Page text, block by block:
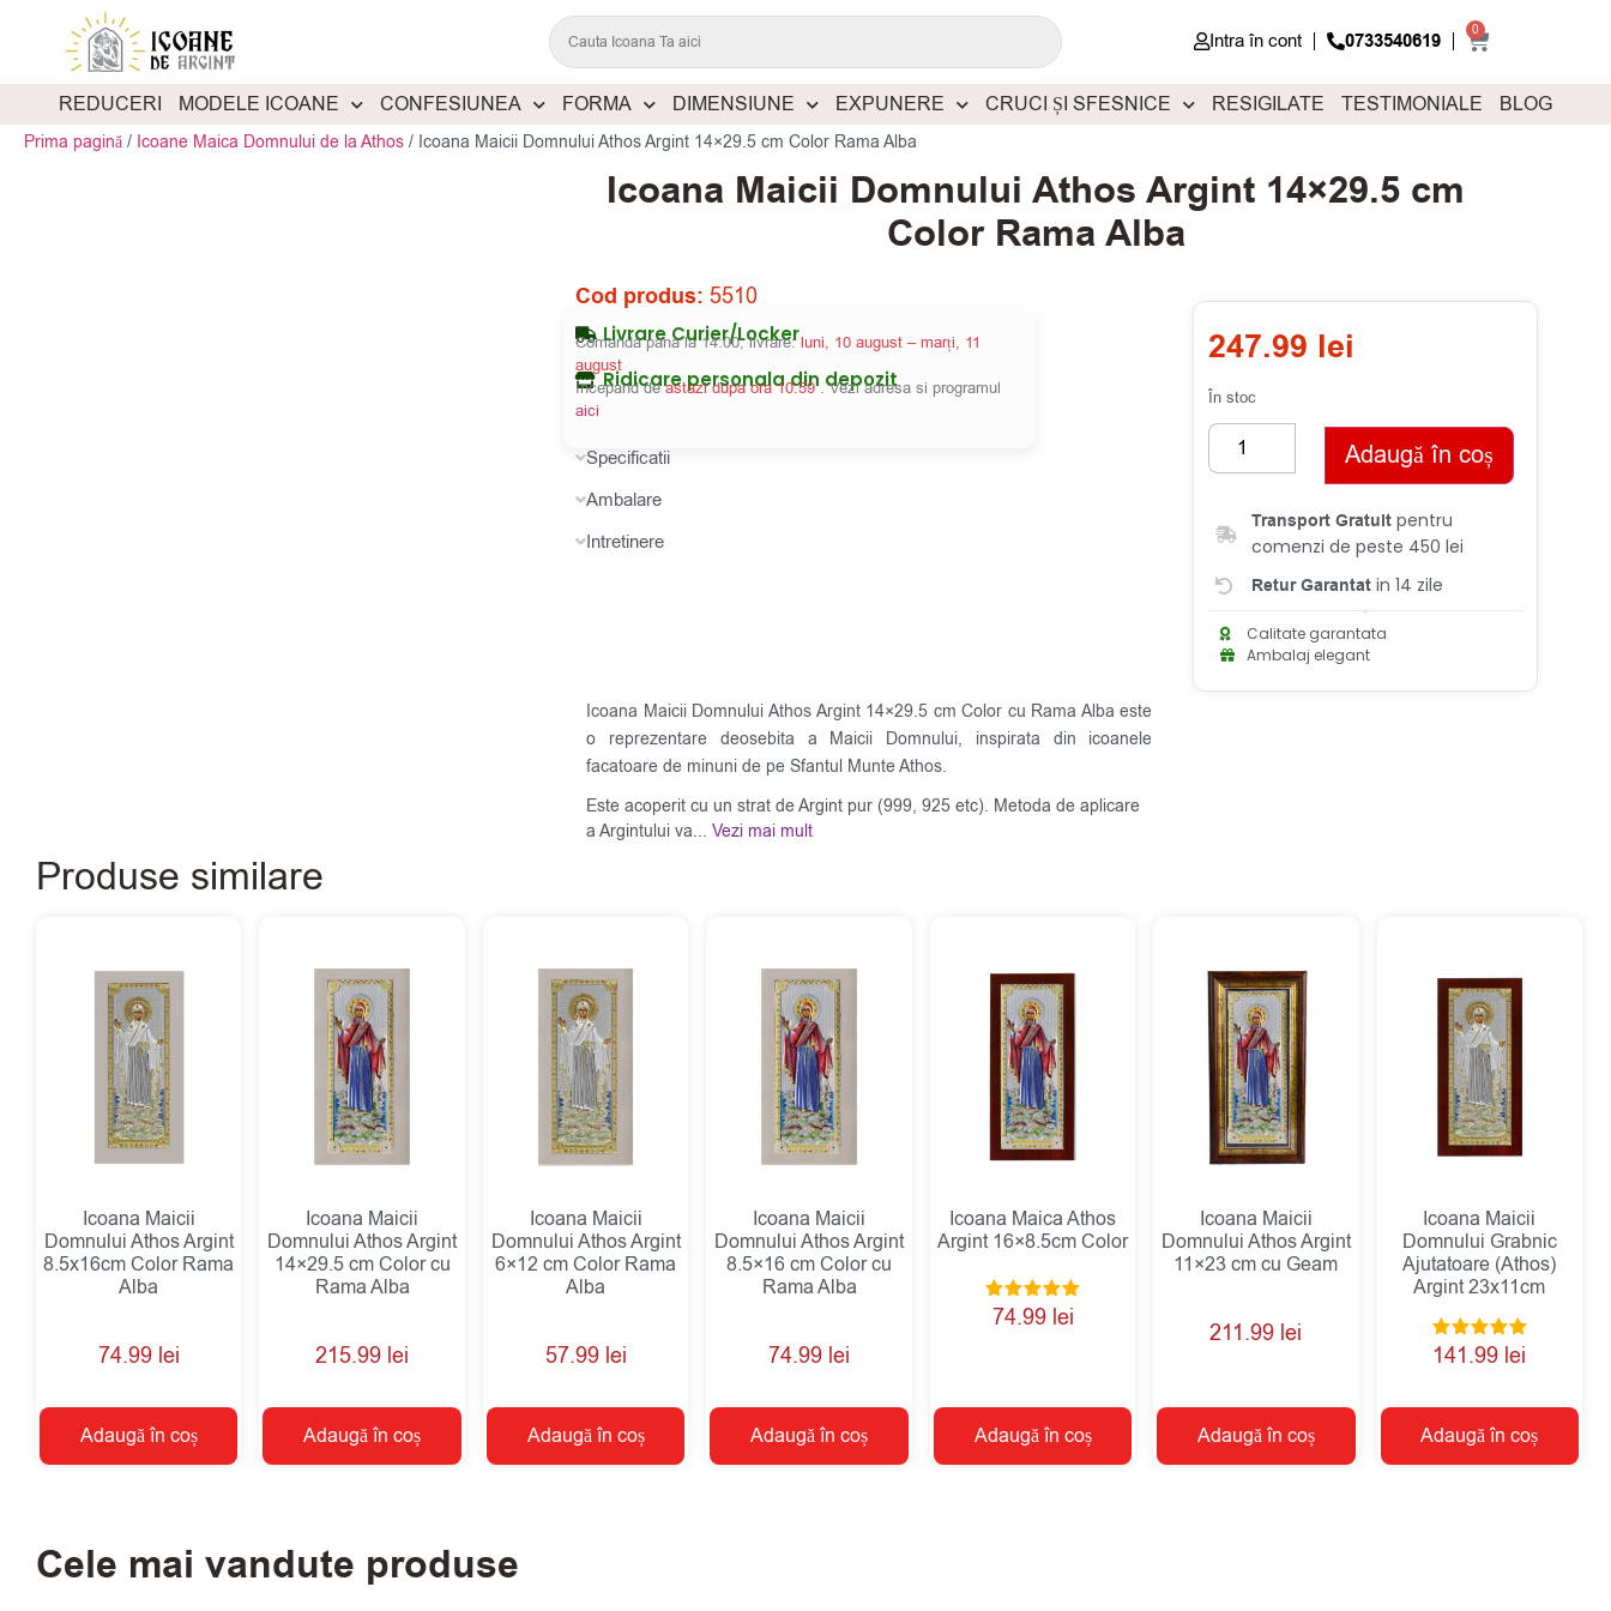
Intra în cont 0733540619 0
REDUCERI MODELE ICOANE CONFESIUNEA FORMA DIMENSIUNE EXPUNERE CRUCI ȘI SFESNICE RESIGILATE TESTIMONIALE BLOG
Prima pagină / Icoane Maica Domnului de la Athos / Icoana Maicii Domnului Athos Argint 14×29.5 cm Color Rama Alba
Icoana Maicii Domnului Athos Argint 14×29.5 cm
Color Rama Alba
Cod produs:5510
Livrare Curier/Locker
Comanda pana la 14:00, livrare:luni, 10 august – marți, 11
august
Ridicare personala din depozit
Incepand deastazi dupa ora 10:59. Vezi adresa si programul
aici
Specificatii
Ambalare
Intretinere
247.99 lei
În stoc
Adaugă în coș
Transport Gratuit pentru
comenzi de peste 450 lei
Retur Garantat in 14 zile
Calitate garantata
Ambalaj elegant
Icoana Maicii Domnului Athos Argint 14×29.5 cm Color cu Rama Alba este
o reprezentare deosebita a Maicii Domnului, inspirata din icoanele
facatoare de minuni de pe Sfantul Munte Athos.
Este acoperit cu un strat de Argint pur (999, 925 etc). Metoda de aplicare
a Argintului va...Vezi mai mult
Produse similare
Icoana Maicii
Domnului Athos Argint
8.5x16cm Color Rama
Alba
74.99 lei
Adaugă în coș
Icoana Maicii
Domnului Athos Argint
14×29.5 cm Color cu
Rama Alba
215.99 lei
Adaugă în coș
Icoana Maicii
Domnului Athos Argint
6×12 cm Color Rama
Alba
57.99 lei
Adaugă în coș
Icoana Maicii
Domnului Athos Argint
8.5×16 cm Color cu
Rama Alba
74.99 lei
Adaugă în coș
Icoana Maica Athos
Argint 16×8.5cm Color
Evaluat la
5.00
74.99 lei
Adaugă în coș
Icoana Maicii
Domnului Athos Argint
11×23 cm cu Geam
211.99 lei
Adaugă în coș
Icoana Maicii
Domnului Grabnic
Ajutatoare (Athos)
Argint 23x11cm
Evaluat la
5.00
141.99 lei
Adaugă în coș
Cele mai vandute produse